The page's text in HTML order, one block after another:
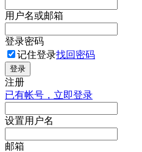
用户名或邮箱
登录密码
记住登录找回密码
登录
注册
已有帐号，立即登录
设置用户名
邮箱